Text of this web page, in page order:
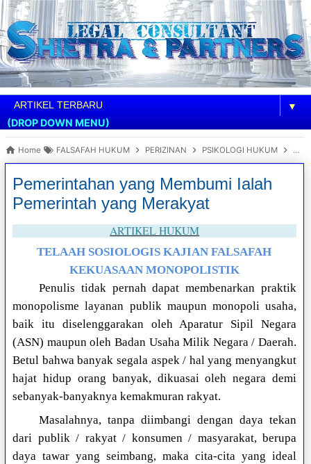
▼
(DROP DOWN MENU)
Home FALSAFAH HUKUM PERIZINAN PSIKOLOGI HUKUM
Pemerintahan yang Membumi Ialah
Pemerintah yang Merakyat
ARTIKEL HUKUM
TELAAH SOSIOLOGIS KAJIAN FALSAFAH
KEKUASAAN MONOPOLISTIK
Penulis tidak pernah dapat membenarkan praktik
monopolisme layanan publik maupun monopoli usaha,
baik itu diselenggarakan oleh Aparatur Sipil Negara
(ASN) maupun oleh Badan Usaha Milik Negara / Daerah.
Betul bahwa banyak segala aspek / hal yang menyangkut
hajat hidup orang banyak, dikuasai oleh negara demi
sebanyak-banyaknya kemakmuran rakyat.
Masalahnya, tanpa diimbangi dengan daya tekan
dari publik / rakyat / konsumen / masyarakat, berupa
daya tawar yang seimbang, maka cita-cita yang ideal